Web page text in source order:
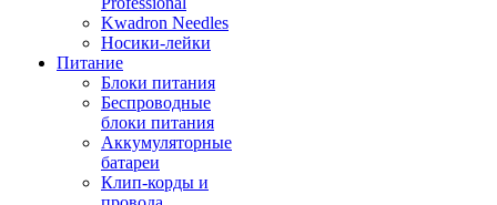
Kwadron Needles
Носики-лейки
Питание
Блоки питания
Беспроводные
блоки питания
Аккумуляторные
батареи
Клип-корды и